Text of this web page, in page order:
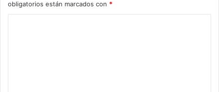
obligatorios están marcados con *